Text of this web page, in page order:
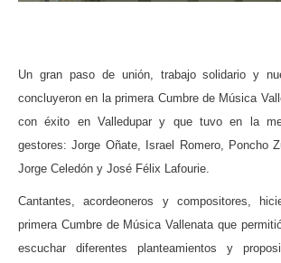
Un gran paso de unión, trabajo solidario y
concluyeron en la primera Cumbre de Música
con éxito en Valledupar y que tuvo en la
gestores: Jorge Oñate, Israel Romero, Poncho
Jorge Celedón y José Félix Lafourie.
Cantantes, acordeoneros y compositores,
primera Cumbre de Música Vallenata que
escuchar diferentes planteamientos y